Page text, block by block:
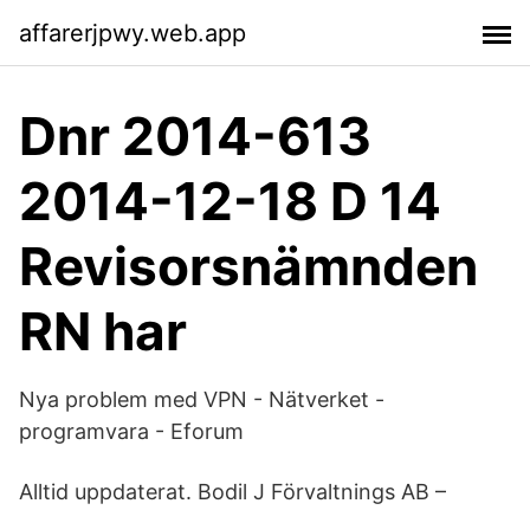
affarerjpwy.web.app
Dnr 2014-613
2014-12-18 D 14
Revisorsnämnden
RN har
Nya problem med VPN - Nätverket -
programvara - Eforum
Alltid uppdaterat. Bodil J Förvaltnings AB –